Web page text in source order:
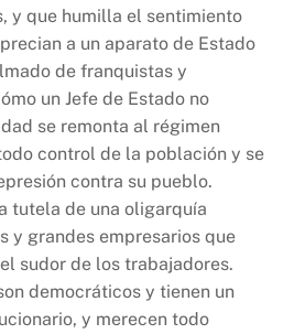
y que humilla el sentimiento
a un aparato de Estado
de franquistas y
un Jefe de Estado no
se remonta al régimen
control de la población y se
contra su pueblo.
tutela de una oligarquía
y grandes empresarios que
sudor de los trabajadores.
democráticos y tienen un
y merecen todo